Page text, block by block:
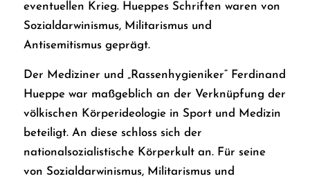
eventuellen Krieg. Hueppes Schriften waren von
Sozialdarwinismus, Militarismus und
Antisemitismus geprägt.
Der Mediziner und „Rassenhygieniker“ Ferdinand
Hueppe war maßgeblich an der Verknüpfung der
völkischen Körperideologie in Sport und Medizin
beteiligt. An diese schloss sich der
nationalsozialistische Körperkult an. Für seine
von Sozialdarwinismus, Militarismus und